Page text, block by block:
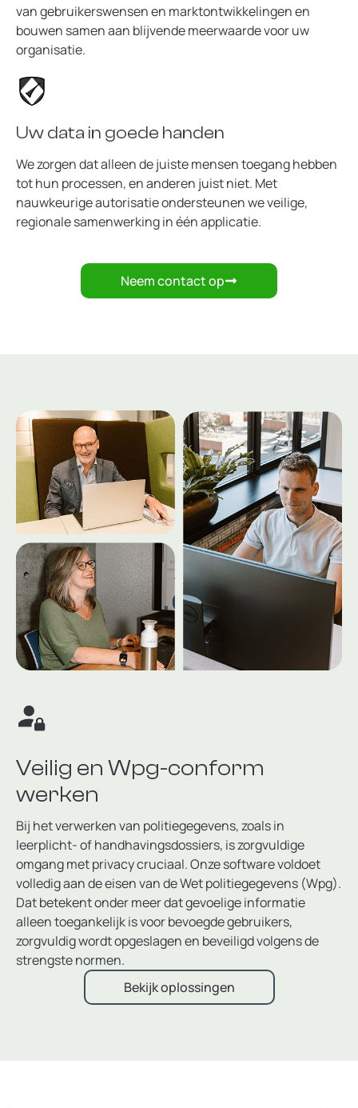
van gebruikerswensen en marktontwikkelingen en
bouwen samen aan blijvende meerwaarde voor uw
organisatie.
Uw data in goede handen
We zorgen dat alleen de juiste mensen toegang hebben
tot hun processen, en anderen juist niet. Met
nauwkeurige autorisatie ondersteunen we veilige,
regionale samenwerking in één applicatie.
Neem contact op
Veilig en Wpg-conform
werken
Bij het verwerken van politiegegevens, zoals in
leerplicht- of handhavingsdossiers, is zorgvuldige
omgang met privacy cruciaal. Onze software voldoet
volledig aan de eisen van de Wet politiegegevens (Wpg).
Dat betekent onder meer dat gevoelige informatie
alleen toegankelijk is voor bevoegde gebruikers,
zorgvuldig wordt opgeslagen en beveiligd volgens de
strengste normen.
Bekijk oplossingen